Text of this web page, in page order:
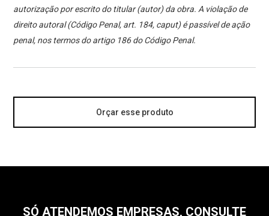
autorização por escrito do titular (autor) da obra. A violação de
direito autoral (Código Penal, art. 184, caput) é passível de ação
penal, nos termos do artigo 186 do Código Penal.
Orçar esse produto
SÓ ATENDEMOS EMPRESAS, CONSULTE